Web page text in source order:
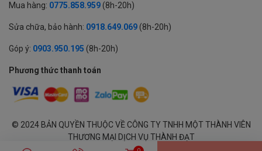
Mua hàng: 0775.858.959 (8h-20h)
Sửa chữa, bảo hành: 0918.649.069 (8h-20h)
Góp ý: 0903.950.195 (8h-20h)
Phương thức thanh toán
© 2024 BẢN QUYỀN THUỘC VỀ CÔNG TY TNHH MỘT THÀNH VIÊN
THƯƠNG MẠI DỊCH VỤ THÀNH ĐẠT
GPĐKKD: 1701594843 cấp tại Sở KH & ĐT Tỉnh An Giang | Cung cấp